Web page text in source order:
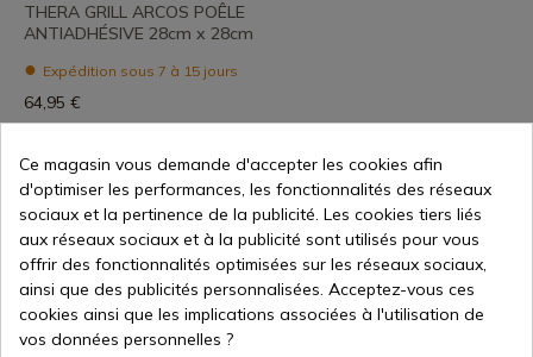
THERA GRILL ARCOS POÊLE
ANTIADHÉSIVE 28cm x 28cm
Expédition sous 7 à 15 jours
64,95 €
1
Ce magasin vous demande d'accepter les cookies afin
d'optimiser les performances, les fonctionnalités des réseaux
sociaux et la pertinence de la publicité. Les cookies tiers liés
aux réseaux sociaux et à la publicité sont utilisés pour vous
offrir des fonctionnalités optimisées sur les réseaux sociaux,
ainsi que des publicités personnalisées. Acceptez-vous ces
cookies ainsi que les implications associées à l'utilisation de
vos données personnelles ?